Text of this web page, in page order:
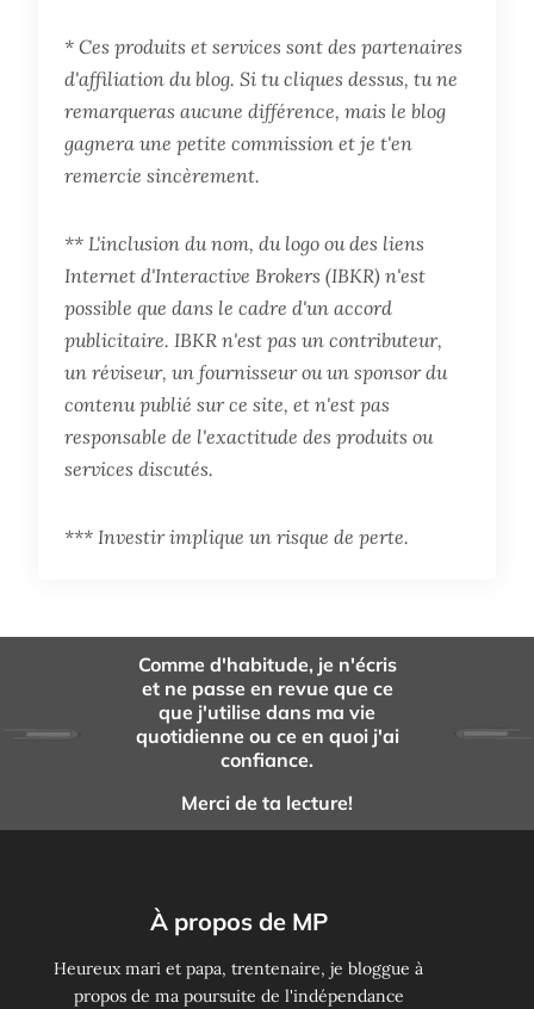
* Ces produits et services sont des partenaires
d'affiliation du blog. Si tu cliques dessus, tu ne
remarqueras aucune différence, mais le blog
gagnera une petite commission et je t'en
remercie sincèrement.
** L'inclusion du nom, du logo ou des liens
Internet d'Interactive Brokers (IBKR) n'est
possible que dans le cadre d'un accord
publicitaire. IBKR n'est pas un contributeur,
un réviseur, un fournisseur ou un sponsor du
contenu publié sur ce site, et n'est pas
responsable de l'exactitude des produits ou
services discutés.
*** Investir implique un risque de perte.
Comme d'habitude, je n'écris
et ne passe en revue que ce
que j'utilise dans ma vie
quotidienne ou ce en quoi j'ai
confiance.
Merci de ta lecture!
À propos de MP
Heureux mari et papa, trentenaire, je bloggue à
propos de ma poursuite de l'indépendance